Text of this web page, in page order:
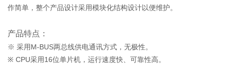
作简单，整个产品设计采用模块化结构设计以便维护。
产品特点：
※ 采用M-BUS两总线供电通讯方式，无极性。
※ CPU采用16位单片机，运行速度快、可靠性高。